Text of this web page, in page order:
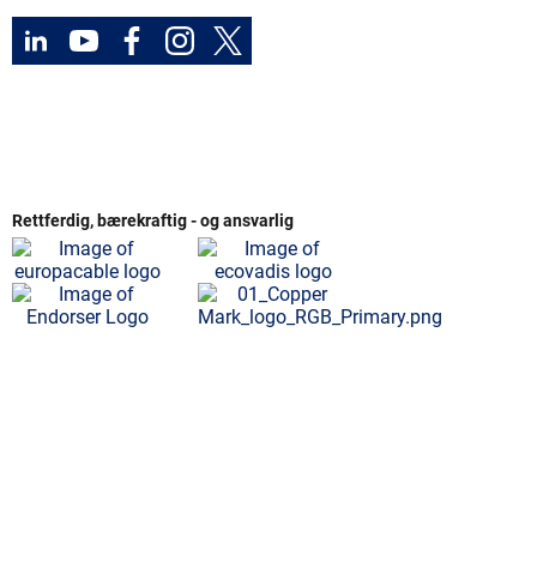
Rettferdig, bærekraftig - og ansvarlig